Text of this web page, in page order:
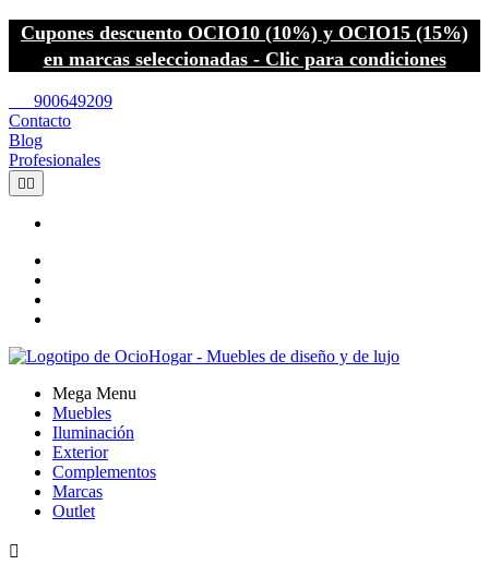
Cupones descuento OCIO10 (10%) y OCIO15 (15%)
en marcas seleccionadas - Clic para condiciones
900649209
Contacto
Blog
Profesionales
 
Mega Menu
Muebles
Iluminación
Exterior
Complementos
Marcas
Outlet
